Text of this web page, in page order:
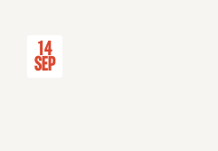
14
Sep